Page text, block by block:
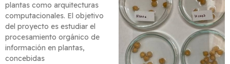
plantas como arquitecturas
computacionales. El objetivo
del proyecto es estudiar el
procesamiento orgánico de
información en plantas,
concebidas